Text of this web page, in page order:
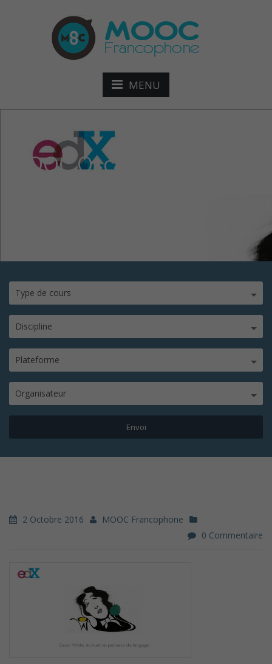
MENU
MOOC Oscar Wilde,
Type de cours
Discipline
Plateforme
Organisateur
2 Octobre 2016
MOOC Francophone
0 Commentaire